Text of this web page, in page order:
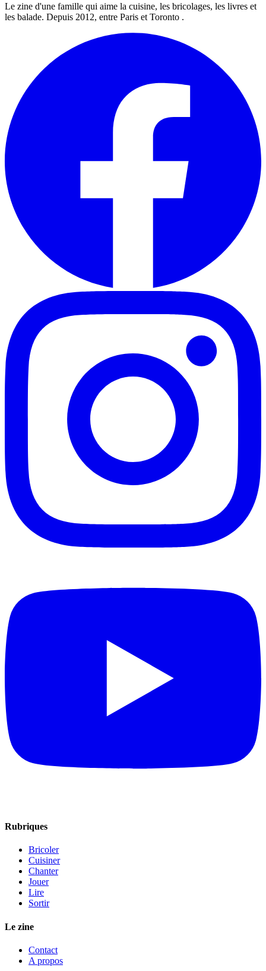
Le zine d'une famille qui aime la cuisine, les bricolages, les livres et
les balade. Depuis 2012, entre Paris et Toronto .
Rubriques
Bricoler
Cuisiner
Chanter
Jouer
Lire
Sortir
Le zine
Contact
A propos